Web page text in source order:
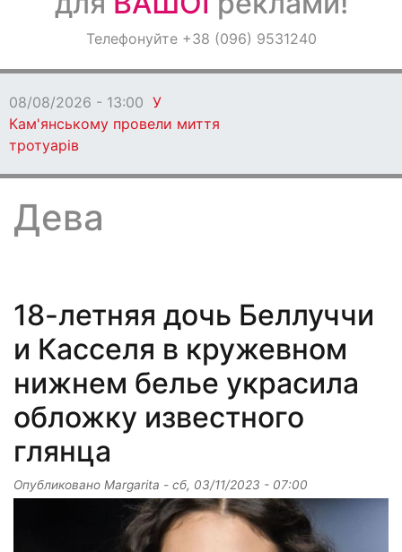
ОголошенняТелефонуйте +38 (096) 9531240
08/08/2026 - 13:00 У
Кам'янському провели миття
тротуарів
Дева
18-летняя дочь Беллуччи
и Касселя в кружевном
нижнем белье украсила
обложку известного
глянца
Опубликовано Margarita - сб, 03/11/2023 - 07:00